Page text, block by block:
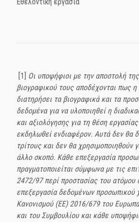
[1]
Οι υποψήφιοι με την αποστολή
βιογραφικού τους αποδέχονται πως η
διατηρήσει τα βιογραφικά και τα
δεδομένα για να υλοποιηθεί η
και αξιολόγησης για τη θέση
εκδηλωθεί ενδιαφέρον. Αυτά δεν θα
τρίτους και δεν θα χρησιμοποιηθούν
άλλο σκοπό. Κάθε επεξεργασία
πραγματοποιείται σύμφωνα με τις
2472/97 περί προστασίας του ατόμου
επεξεργασία δεδομένων προσωπικού
Κανονισμού (ΕΕ) 2016/679 του
και του Συμβουλίου και κάθε